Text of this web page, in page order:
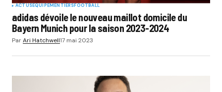
ACTUSEQUIPEMENTIERSFOOTBALL
adidas dévoile le nouveau maillot domicile du
Bayern Munich pour la saison 2023-2024
ParAri Hatchwell17 mai 2023